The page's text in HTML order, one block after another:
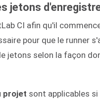
jetons
CI afin qu'il
pour que le runner
jetons selon la façon
projet sont applicables si